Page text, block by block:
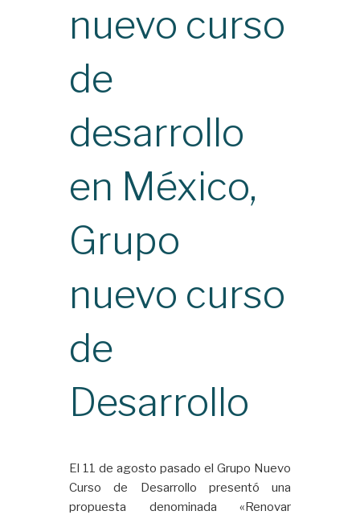
nuevo curso
de
desarrollo
en México,
Grupo
nuevo curso
de
Desarrollo
El 11 de agosto pasado el Grupo Nuevo
Curso de Desarrollo presentó una
propuesta denominada «Renovar